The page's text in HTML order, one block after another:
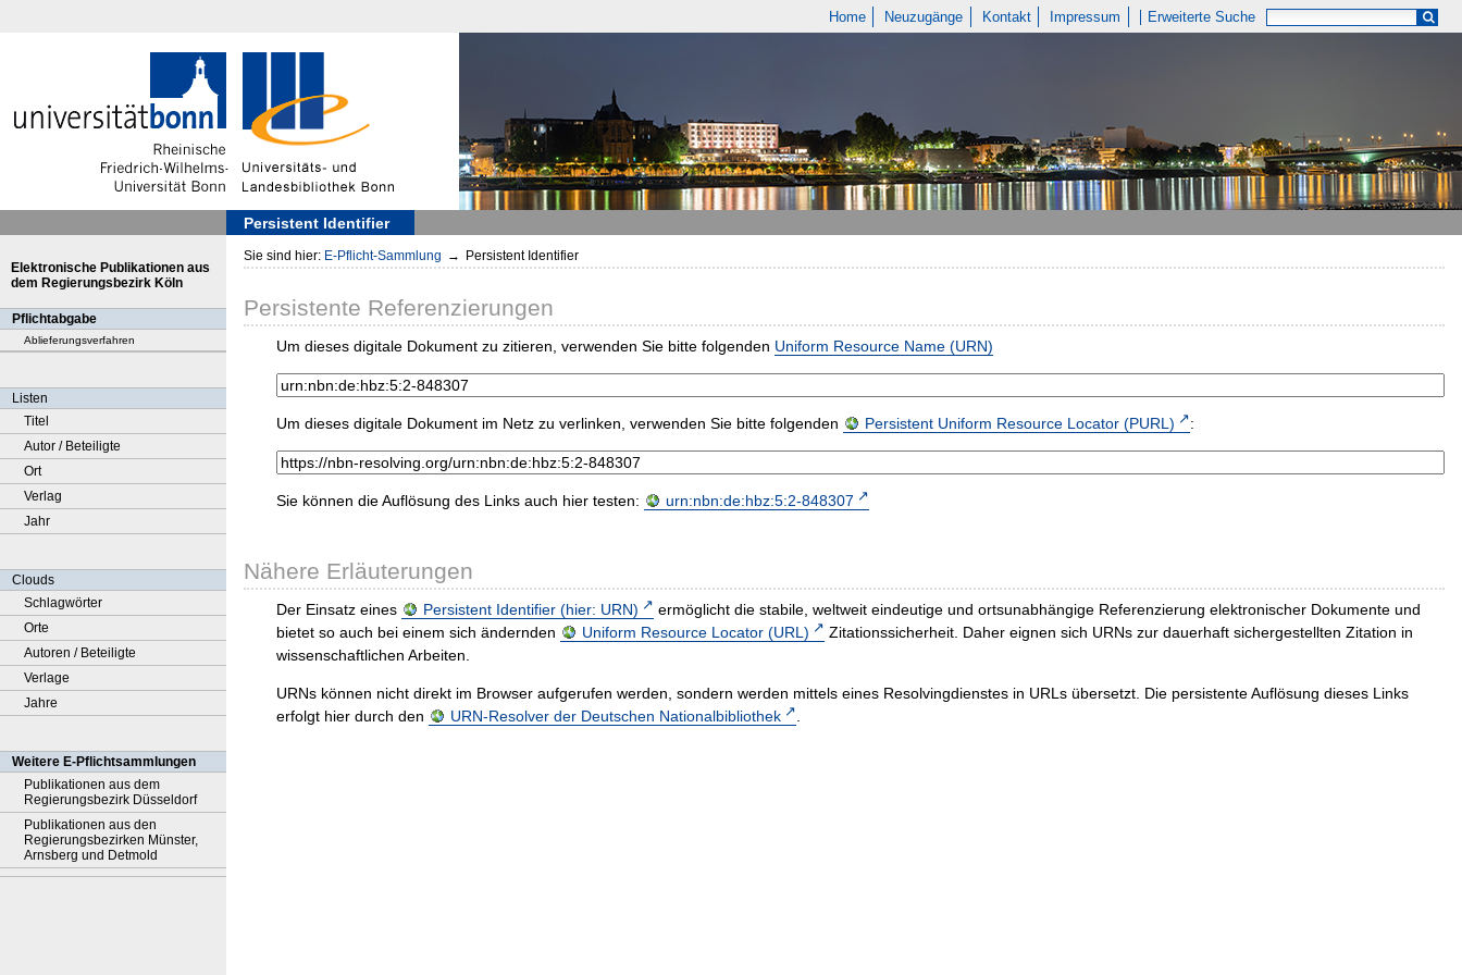
Home Neuzugänge Kontakt Impressum Erweiterte Suche
Persistent Identifier
Elektronische Publikationen aus
dem Regierungsbezirk Köln
Pflichtabgabe
Ablieferungsverfahren
Listen
Titel
Autor / Beteiligte
Ort
Verlag
Jahr
Clouds
Schlagwörter
Orte
Autoren / Beteiligte
Verlage
Jahre
Weitere E-Pflichtsammlungen
Publikationen aus dem
Regierungsbezirk Düsseldorf
Publikationen aus den
Regierungsbezirken Münster,
Arnsberg und Detmold
Sie sind hier: E-Pflicht-Sammlung → Persistent Identifier
Persistente Referenzierungen
Um dieses digitale Dokument zu zitieren, verwenden Sie bitte folgenden Uniform Resource Name (URN)
Um dieses digitale Dokument im Netz zu verlinken, verwenden Sie bitte folgenden Persistent Uniform Resource Locator (PURL) :
Sie können die Auflösung des Links auch hier testen: urn:nbn:de:hbz:5:2-848307
Nähere Erläuterungen
Der Einsatz eines Persistent Identifier (hier: URN)
ermöglicht die stabile, weltweit eindeutige und ortsunabhängige Referenzierung elektronischer Dokumente und
bietet so auch bei einem sich ändernden
Uniform Resource Locator (URL)
Zitationssicherheit. Daher eignen sich URNs zur dauerhaft sichergestellten Zitation in
wissenschaftlichen Arbeiten.
URNs können nicht direkt im Browser aufgerufen werden, sondern werden mittels eines Resolvingdienstes in URLs übersetzt. Die persistente Auflösung dieses Links
erfolgt hier durch den
URN-Resolver der Deutschen Nationalbibliothek .